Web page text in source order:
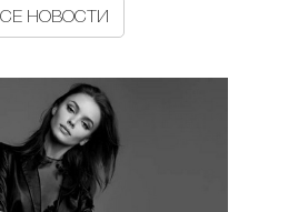
НОВОСТИ
НОВОСТИ